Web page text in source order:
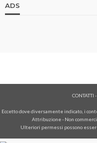
ADS
CONTATTI -
Eccetto dove diversamente indicato, i
Attribuzione - Non
Ulteriori permessi possono